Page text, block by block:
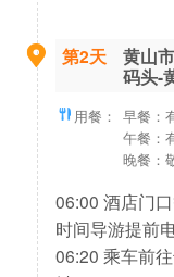
第2天
黄山
码头-
用餐： 早餐：
午餐：
晚餐：
06:00 酒店门
时间导游提前
06:20 乘车前